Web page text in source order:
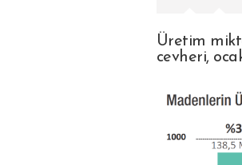
Üretim
cevheri,